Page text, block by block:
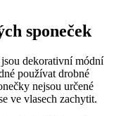
sponeček
dekorativní módní
používat drobné
nejsou určené
ve vlasech zachytit.